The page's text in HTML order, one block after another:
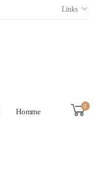
Links
Homme
0